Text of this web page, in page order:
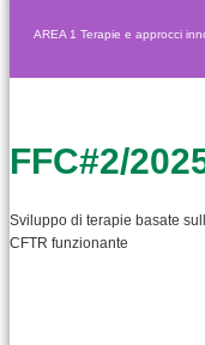
AREA 1 Terapie e approcci
FFC#2/
Sviluppo di terapie basate
CFTR funzionante